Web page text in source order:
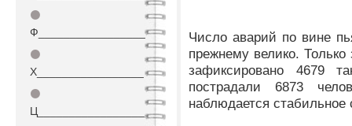
⚫
Ф_________________
⚫
Х_________________
⚫
Ц_________________
Число аварий по вине
прежнему велико.
зафиксировано 4679
пострадали 6873
наблюдается стабильное